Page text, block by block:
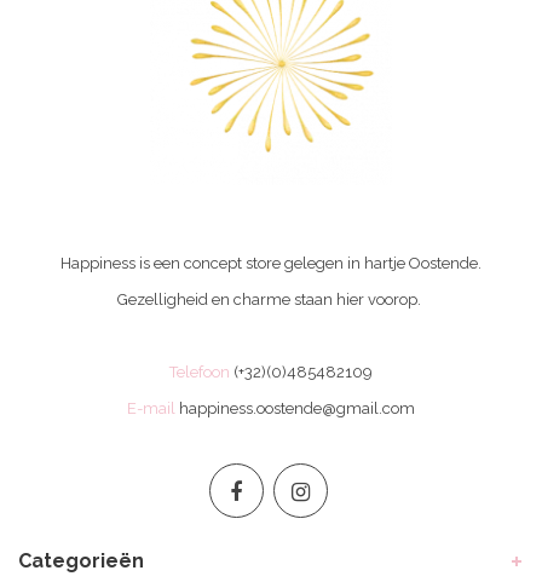
Happiness is een concept store gelegen in hartje Oostende.
Gezelligheid en charme staan hier voorop.
Telefoon (+32)(0)485482109
E-mail happiness.oostende@gmail.com
Categorieën